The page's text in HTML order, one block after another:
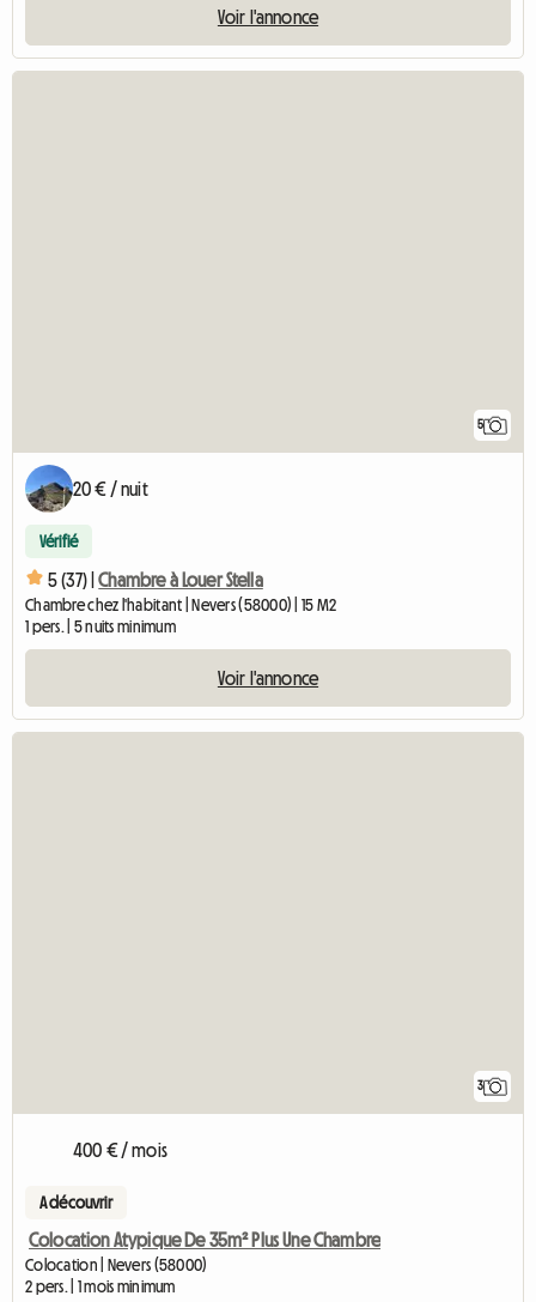
Voir l'annonce
5
20 € / nuit
Vérifié
5 (37) | Chambre à Louer Stella
Chambre chez l'habitant | Nevers (58000) | 15 M2
1 pers. | 5 nuits minimum
Voir l'annonce
3
400 € / mois
A découvrir
Colocation Atypique De 35m² Plus Une Chambre
Colocation | Nevers (58000)
2 pers. | 1 mois minimum